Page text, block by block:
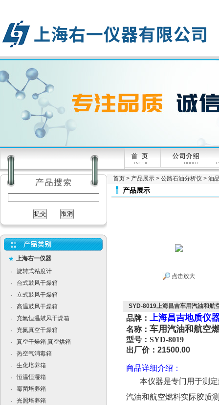
上海右一仪器
·
旋转式粘度计
·
台式鼓风干燥箱
·
立式鼓风干燥箱
·
高温鼓风干燥箱
·
充氮恒温鼓风干燥箱
·
充氮真空干燥箱
·
真空干燥箱 真空烘箱
·
热空气消毒箱
·
生化培养箱
·
恒温恒湿箱
·
霉菌培养箱
·
光照培养箱
首页 > 产品展示 > 公路石油分析仪 > 油
产品展示
点击放大
SYD-8019上海昌吉车用汽油和航
品牌： 上海昌吉地质仪
名称： 车用汽油和航空
型号： SYD-8019
出厂价：21500.00
商品详细介绍：
本仪器是专门用于测
汽油和航空燃料实际胶质